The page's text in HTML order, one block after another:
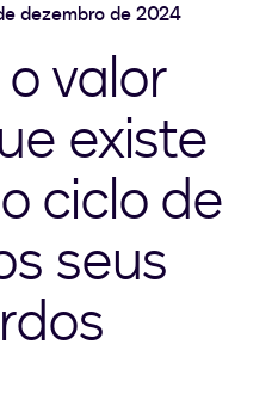
dezembro de 2024
valor
existe
ciclo de
seus